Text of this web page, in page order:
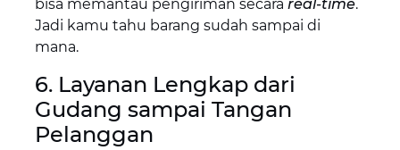
bisa memantau pengiriman secara real-time.
Jadi kamu tahu barang sudah sampai di
mana.
6. Layanan Lengkap dari
Gudang sampai Tangan
Pelanggan